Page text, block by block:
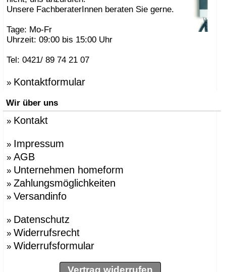
Unsere FachberaterInnen beraten Sie gerne.
Tage: Mo-Fr
Uhrzeit: 09:00 bis 15:00 Uhr
Tel: 0421/ 89 74 21 07
» Kontaktformular
Wir über uns
» Kontakt
» Impressum
» AGB
» Unternehmen homeform
» Zahlungsmöglichkeiten
» Versandinfo
» Datenschutz
» Widerrufsrecht
» Widerrufsformular
Vertrag widerrufen